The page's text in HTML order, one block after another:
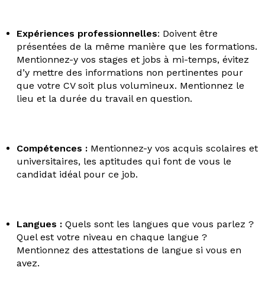
Expériences professionnelles: Doivent être
présentées de la même manière que les formations.
Mentionnez-y vos stages et jobs à mi-temps, évitez
d’y mettre des informations non pertinentes pour
que votre CV soit plus volumineux. Mentionnez le
lieu et la durée du travail en question.
Compétences : Mentionnez-y vos acquis scolaires et
universitaires, les aptitudes qui font de vous le
candidat idéal pour ce job.
Langues : Quels sont les langues que vous parlez ?
Quel est votre niveau en chaque langue ?
Mentionnez des attestations de langue si vous en
avez.